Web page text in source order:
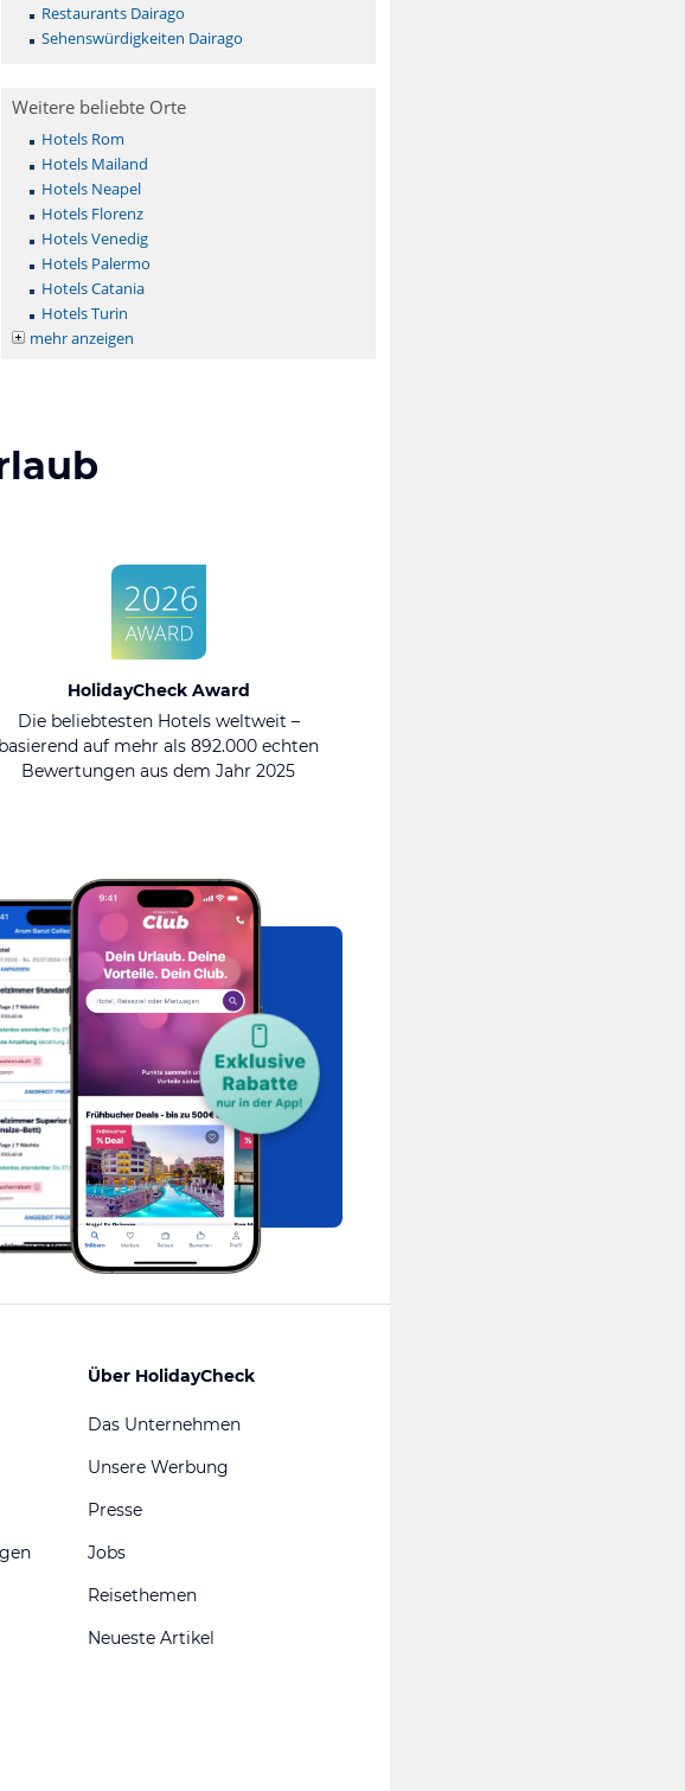
Restaurants Dairago
Sehenswürdigkeiten Dairago
Weitere beliebte Orte
Hotels Rom
Hotels Mailand
Hotels Neapel
Hotels Florenz
Hotels Venedig
Hotels Palermo
Hotels Catania
Hotels Turin
mehr anzeigen
HolidayCheck Award
Die beliebtesten Hotels weltweit –
basierend auf mehr als 892.000 echten
Bewertungen aus dem Jahr 2025
Über HolidayCheck
Das Unternehmen
Unsere Werbung
Presse
Jobs
Reisethemen
Neueste Artikel